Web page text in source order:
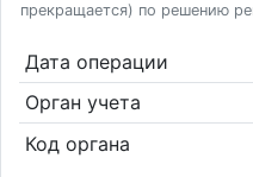
прекращается) по решению
Дата операции
Орган учета
Код органа